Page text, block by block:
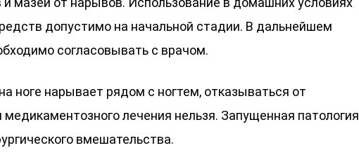
допустимо на начальной стадии. В дальнейшем
согласовывать с врачом.
ноге нарывает рядом с ногтем, отказываться от
лечения нельзя. Запущенная патология
вмешательства.